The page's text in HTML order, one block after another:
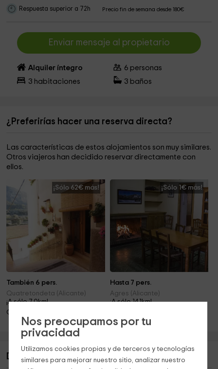
Nos preocupamos por tu
privacidad
Utilizamos cookies propias y de terceros y tecnologías
similares para mejorar nuestro sitio, analizar nuestro
Respuesta superior a 72h Precio fin de semana desde 180€
Enviar mensaje al propietario
Alquiler íntegro 6 personas
3 habitaciones 3 baños
¿Preferirías hacer una reserva directa?
Las características de estos alojamientos son muy similares.
Otros viajeros han decidido reservar directamente con
ellos.
¡Sólo 62€ más!
También 6 pers.
Quatretondeta (Alicante)
¡A sólo 7.0km!
Chimenea
¡Sólo 1€ más!
Hasta 7 pers.
Agres (Alicante)
¡A sólo 14.1km!
Descripción de Ca Rosella